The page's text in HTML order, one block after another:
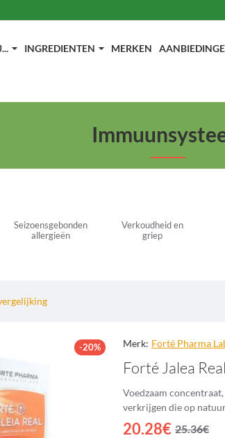
INGREDIENTEN MERKEN
Seizoensgebonden
allergieën
Verkoudheid en
griep
-20% Merk: Forté Pharma
Forté Jalea
Voedzaam
20.28€ 25.36€